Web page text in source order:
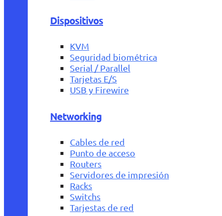
Dispositivos
KVM
Seguridad biométrica
Serial / Parallel
Tarjetas E/S
USB y Firewire
Networking
Cables de red
Punto de acceso
Routers
Servidores de impresión
Racks
Switchs
Tarjestas de red